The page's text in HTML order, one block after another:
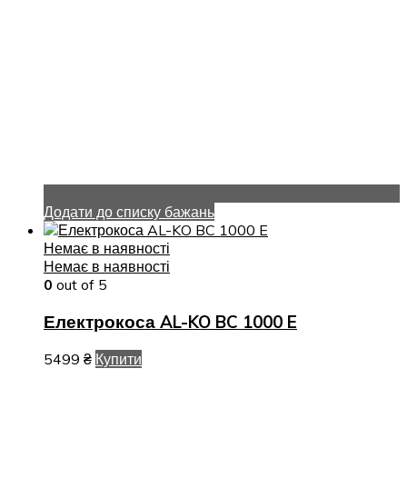
Додати до списку бажань
Немає в наявності
Немає в наявності
0 out of 5
Електрокоса AL-KO BC 1000 E
5499 ₴ Купити